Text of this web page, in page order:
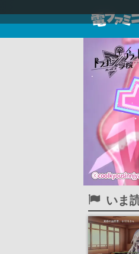
いま